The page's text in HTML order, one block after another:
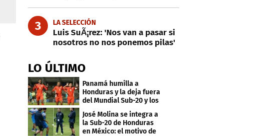
3 LA SELECCIÓN
Luis SuÃ¡rez: 'Nos van a pasar si
nosotros no nos ponemos pilas'
LO ÚLTIMO
Panamá humilla a
Honduras y la deja fuera
del Mundial Sub-20 y los
Juegos Olímpicos
José Molina se integra a
la Sub-20 de Honduras
en México: el motivo de